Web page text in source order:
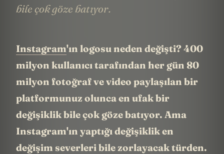
bile çok göze batıyor.
Instagram'ın logosu neden değişti? 400
milyon kullanıcı tarafından her gün 80
milyon fotoğraf ve video paylaşılan bir
platformunuz olunca en ufak bir
değişiklik bile çok göze batıyor. Ama
Instagram'ın yaptığı değişiklik en
değişim severleri bile zorlayacak türden.